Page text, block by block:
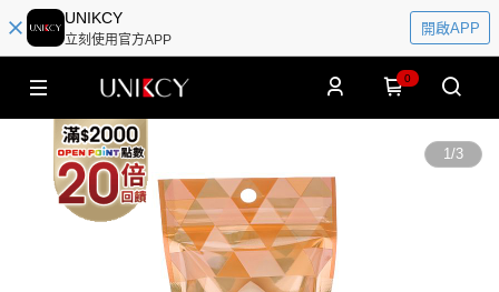
UNIKCY
立刻使用官方APP
開啟APP
0
1/3